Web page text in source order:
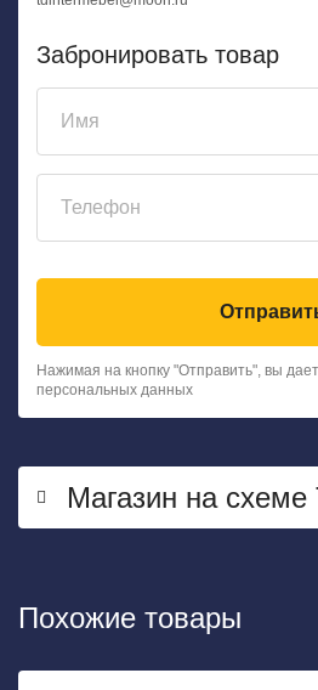
Забронировать товар
Нажимая на кнопку "Отправить", вы
персональных данных
Магазин на
Похожие товары